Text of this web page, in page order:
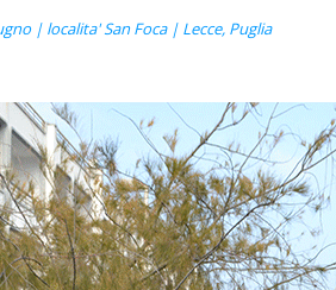
| localita' San Foca | Lecce, Puglia